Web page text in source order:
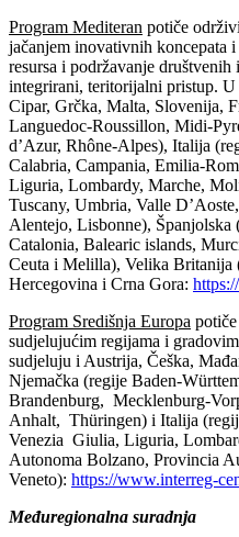
Program Mediteran potiče
jačanjem inovativnih koncepata
resursa i podržavanje
integrirani, teritorijalni pristup.
Cipar, Grčka, Malta, Slovenija,
Languedoc-Roussillon, Midi-
d’Azur, Rhône-Alpes), Italija
Calabria, Campania, Emilia-
Liguria, Lombardy, Marche,
Tuscany, Umbria, Valle
Alentejo, Lisbonne), Španjolska
Catalonia, Balearic islands,
Ceuta i Melilla), Velika Britanija
Hercegovina i Crna Gora:
Program Središnja Europa
sudjelujućim regijama i
sudjeluju i Austrija, Češka,
Njemačka (regije Baden-
Brandenburg, Mecklenburg-
Anhalt, Thüringen) i Italija
Venezia Giulia, Liguria,
Autonoma Bolzano, Provincia
Veneto): https://www.interreg-
Međuregionalna suradnja